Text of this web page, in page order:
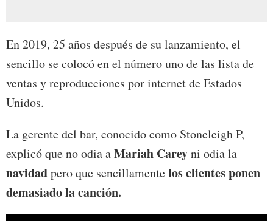
En 2019, 25 años después de su lanzamiento, el
sencillo se colocó en el número uno de las lista de
ventas y reproducciones por internet de Estados
Unidos.
La gerente del bar, conocido como Stoneleigh P,
explicó que no odia aMariah Careyni odia la
navidadpero que sencillamentelos clientes ponen
demasiado la canción.